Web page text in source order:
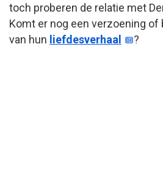
toch proberen de relatie met
Komt er nog een verzoening
van hun liefdesverhaal ?